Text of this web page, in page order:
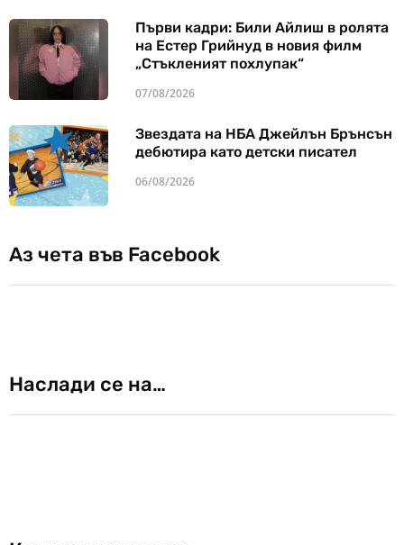
Първи кадри: Били Айлиш в ролята
на Естер Грийнуд в новия филм
„Стъкленият похлупак“
07/08/2026
Звездата на НБА Джейлън Брънсън
дебютира като детски писател
06/08/2026
Аз чета във Facebook
Наслади се на…